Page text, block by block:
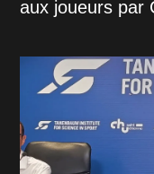
aux joueurs par